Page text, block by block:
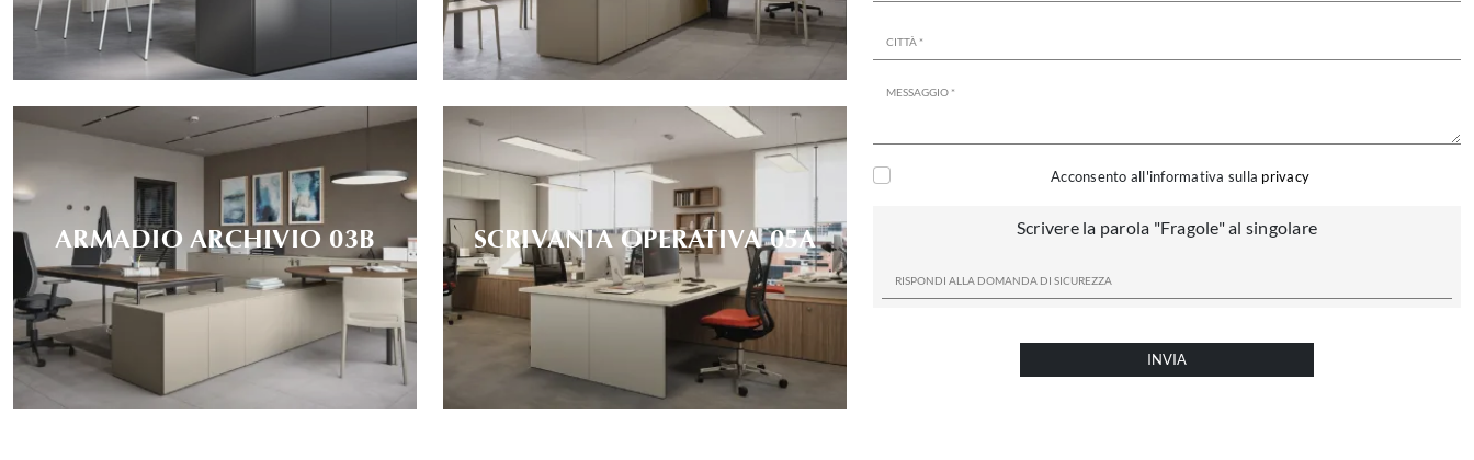
ARMADIO ARCHIVIO 03B SCRIVANIA OPERATIVA 05A
Acconsento all'informativa sulla privacy
Scrivere la parola "Fragole" al singolare
INVIA